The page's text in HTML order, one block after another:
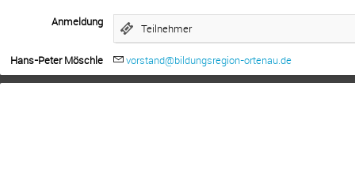
Anmeldung Teilnehmer
Hans-Peter Möschle vorstand@bildungsregion-ortenau.de